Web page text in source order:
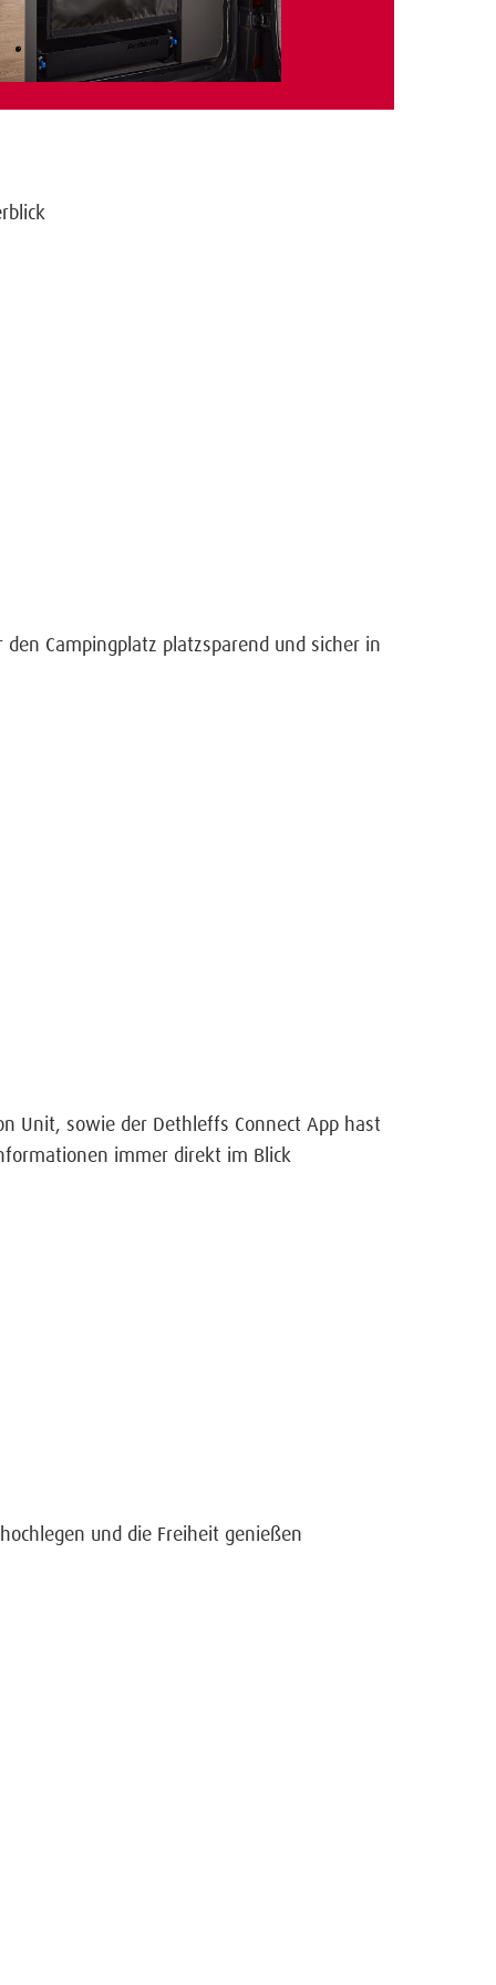
Campingplatz platzsparend und sicher in
Unit, sowie der Dethleffs Connect App hast
immer direkt im Blick
und die Freiheit genießen